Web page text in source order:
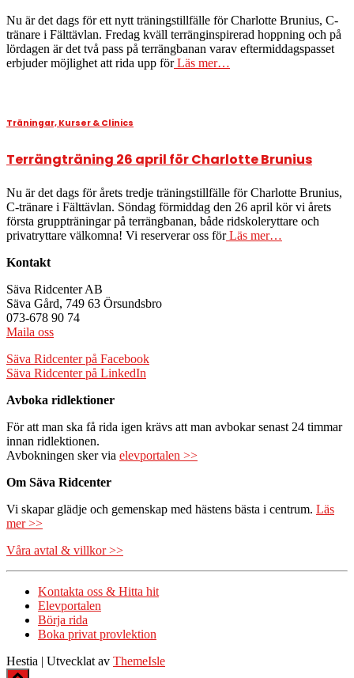
Nu är det dags för ett nytt träningstillfälle för Charlotte Brunius, C-
tränare i Fälttävlan. Fredag kväll terränginspirerad hoppning och på
lördagen är det två pass på terrängbanan varav eftermiddagspasset
erbjuder möjlighet att rida upp förLäs mer…
Träningar, Kurser & Clinics
Terrängträning 26 april för Charlotte Brunius
Nu är det dags för årets tredje träningstillfälle för Charlotte Brunius,
C-tränare i Fälttävlan. Söndag förmiddag den 26 april kör vi årets
första gruppträningar på terrängbanan, både ridskoleryttare och
privatryttare välkomna! Vi reserverar oss förLäs mer…
Kontakt
Säva Ridcenter AB
Säva Gård, 749 63 Örsundsbro
073-678 90 74
Maila oss
Säva Ridcenter på Facebook
Säva Ridcenter på LinkedIn
Avboka ridlektioner
För att man ska få rida igen krävs att man avbokar senast 24 timmar
innan ridlektionen.
Avbokningen sker via elevportalen >>
Om Säva Ridcenter
Vi skapar glädje och gemenskap med hästens bästa i centrum. Läs
mer >>
Våra avtal & villkor >>
Kontakta oss & Hitta hit
Elevportalen
Börja rida
Boka privat provlektion
Hestia | Utvecklat av ThemeIsle